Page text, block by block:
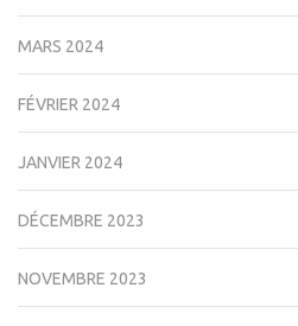
MARS 2024
FÉVRIER 2024
JANVIER 2024
DÉCEMBRE 2023
NOVEMBRE 2023